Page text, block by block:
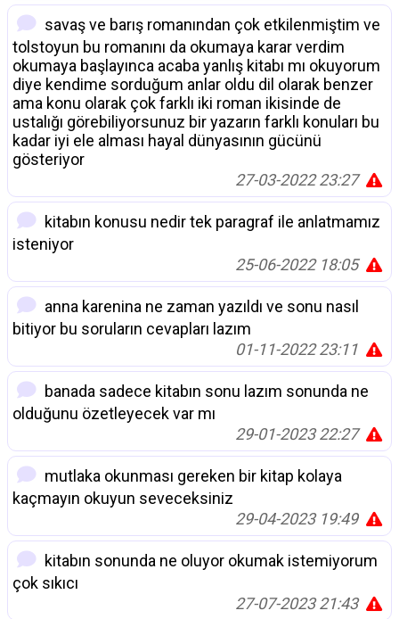
savaş ve barış romanından çok etkilenmiştim ve
tolstoyun bu romanını da okumaya karar verdim
okumaya başlayınca acaba yanlış kitabı mı okuyorum
diye kendime sorduğum anlar oldu dil olarak benzer
ama konu olarak çok farklı iki roman ikisinde de
ustalığı görebiliyorsunuz bir yazarın farklı konuları bu
kadar iyi ele alması hayal dünyasının gücünü
gösteriyor
27-03-2022 23:27
kitabın konusu nedir tek paragraf ile anlatmamız
isteniyor
25-06-2022 18:05
anna karenina ne zaman yazıldı ve sonu nasıl
bitiyor bu soruların cevapları lazım
01-11-2022 23:11
banada sadece kitabın sonu lazım sonunda ne
olduğunu özetleyecek var mı
29-01-2023 22:27
mutlaka okunması gereken bir kitap kolaya
kaçmayın okuyun seveceksiniz
29-04-2023 19:49
kitabın sonunda ne oluyor okumak istemiyorum
çok sıkıcı
27-07-2023 21:43